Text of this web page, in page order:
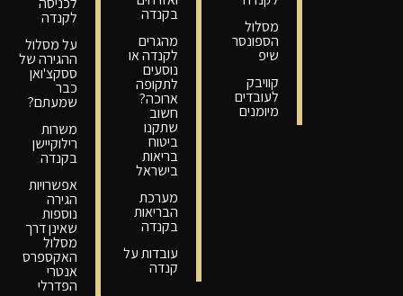
מסלול
הספונסר
שיפ
קוויבק
לעובדים
מיומנים
בקנדה
מהגרים
לקנדה או
נוסעים
לתקופה
ארוכה?
חשוב
שתקנו
ביטוח
בריאות
בישראל
מערכת
הבריאות
בקנדה
עובדות על
קנדה
לקנדה
על מסלול
ההגירה של
ססקצ'ואן
כבר
שמעתם?
משרות
רילוקיישן
בקנדה
אפשרויות
הגירה
נוספות
שאינן דרך
מסלול
האקספרס
אנטרי
הפדרלי